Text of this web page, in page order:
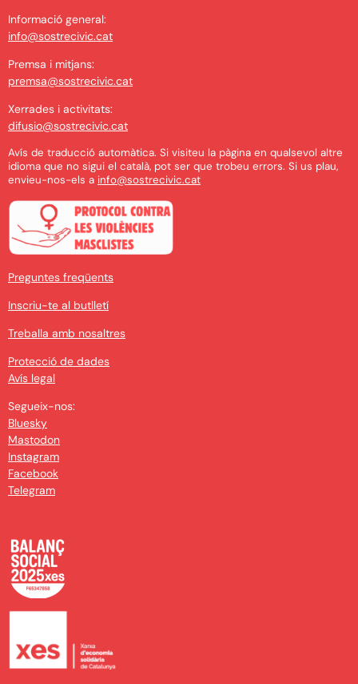
Informació general:
info@sostrecivic.cat
Premsa i mitjans:
premsa@sostrecivic.cat
Xerrades i activitats:
difusio@sostrecivic.cat
Avís de traducció automàtica. Si visiteu la pàgina en qualsevol altre
idioma que no sigui el català, pot ser que trobeu errors. Si us plau,
envieu-nos-els a info@sostrecivic.cat
Preguntes freqüents
Inscriu-te al butlletí
Treballa amb nosaltres
Protecció de dades
Avís legal
Segueix-nos:
Bluesky
Mastodon
Instagram
Facebook
Telegram